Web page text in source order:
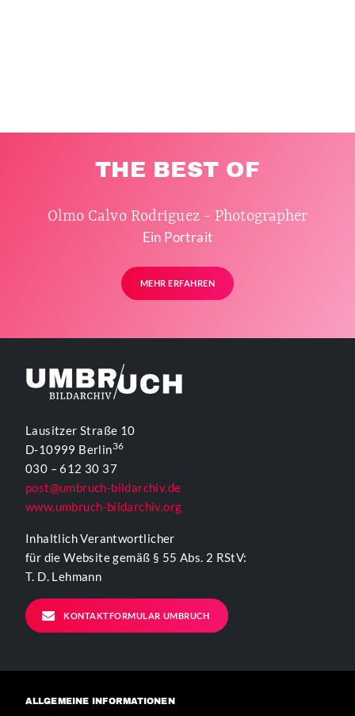
THE BEST OF
Olmo Calvo Rodriguez - Photographer
Ein Portrait
MEHR ERFAHREN
Lausitzer Straße 10
D-10999 Berlin36
030 – 612 30 37
post@umbruch-bildarchiv.de
www.umbruch-bildarchiv.org
Inhaltlich Verantwortlicher
für die Website gemäß § 55 Abs. 2 RStV:
T. D. Lehmann
KONTAKTFORMULAR UMBRUCH
ALLGEMEINE INFORMATIONEN